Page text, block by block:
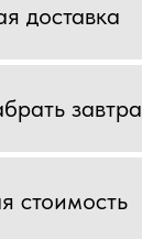
доставка
завтра
стоимость